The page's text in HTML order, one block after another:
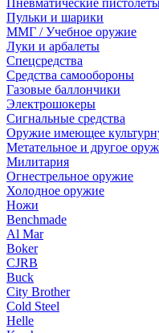
Пневматические
Пульки и шарики
ММГ / Учебное оружие
Луки и арбалеты
Спецсредства
Средства самообороны
Газовые баллончики
Электрошокеры
Сигнальные средства
Оружие имеющее
Метательное и другое
Милитария
Огнестрельное оружие
Холодное оружие
Ножи
Benchmade
Al Mar
Boker
CJRB
Buck
City Brother
Cold Steel
Helle